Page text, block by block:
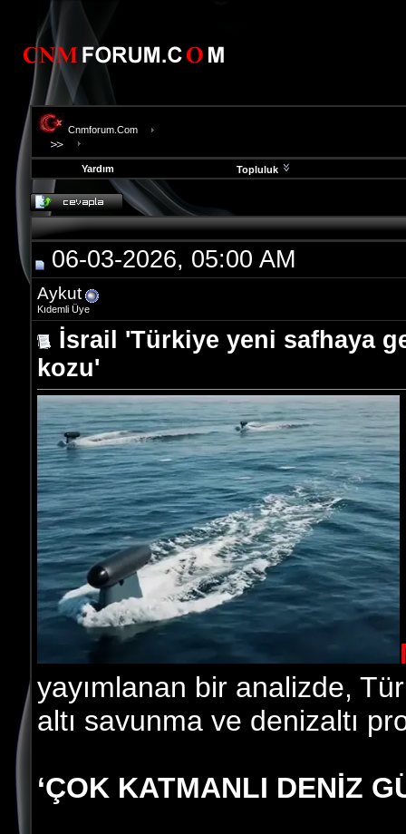
Cnmforum.Com
Yardım Topluluk
evooli
fethiye
escort
gaziantep
escort
gaziantep
escort
06-03-2026, 05:00 AM
Aykut
Kıdemli Üye
İsrail 'Türkiye yeni safhaya
kozu'
yayımlanan bir analizde,
altı savunma ve denizaltı
‘ÇOK KATMANLI DENİZ